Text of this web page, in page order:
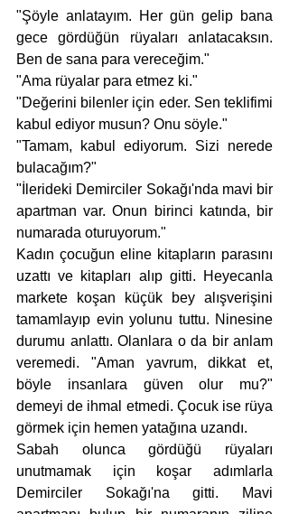
"Şöyle anlatayım. Her gün gelip bana
gece gördüğün rüyaları anlatacaksın.
Ben de sana para vereceğim."
"Ama rüyalar para etmez ki."
"Değerini bilenler için eder. Sen teklifimi
kabul ediyor musun? Onu söyle."
"Tamam, kabul ediyorum. Sizi nerede
bulacağım?"
"İlerideki Demirciler Sokağı'nda mavi bir
apartman var. Onun birinci katında, bir
numarada oturuyorum."
Kadın çocuğun eline kitapların parasını
uzattı ve kitapları alıp gitti. Heyecanla
markete koşan küçük bey alışverişini
tamamlayıp evin yolunu tuttu. Ninesine
durumu anlattı. Olanlara o da bir anlam
veremedi. "Aman yavrum, dikkat et,
böyle insanlara güven olur mu?"
demeyi de ihmal etmedi. Çocuk ise rüya
görmek için hemen yatağına uzandı.
Sabah olunca gördüğü rüyaları
unutmamak için koşar adımlarla
Demirciler Sokağı'na gitti. Mavi